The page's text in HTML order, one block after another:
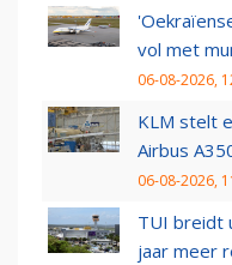
vol met
06-08-2026,
KLM stelt
Airbus
06-08-2026,
TUI breidt
jaar meer